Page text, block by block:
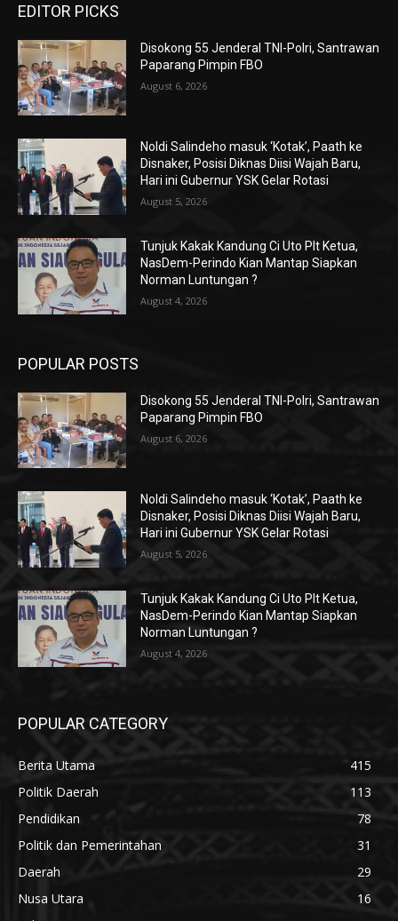
EDITOR PICKS
Disokong 55 Jenderal TNI-Polri, Santrawan
Paparang Pimpin FBO
August 6, 2026
Noldi Salindeho masuk ‘Kotak’, Paath ke
Disnaker, Posisi Diknas Diisi Wajah Baru,
Hari ini Gubernur YSK Gelar Rotasi
August 5, 2026
Tunjuk Kakak Kandung Ci Uto Plt Ketua,
NasDem-Perindo Kian Mantap Siapkan
Norman Luntungan ?
August 4, 2026
POPULAR POSTS
Disokong 55 Jenderal TNI-Polri, Santrawan
Paparang Pimpin FBO
August 6, 2026
Noldi Salindeho masuk ‘Kotak’, Paath ke
Disnaker, Posisi Diknas Diisi Wajah Baru,
Hari ini Gubernur YSK Gelar Rotasi
August 5, 2026
Tunjuk Kakak Kandung Ci Uto Plt Ketua,
NasDem-Perindo Kian Mantap Siapkan
Norman Luntungan ?
August 4, 2026
POPULAR CATEGORY
Berita Utama
415
Politik Daerah
113
Pendidikan
78
Politik dan Pemerintahan
31
Daerah
29
Nusa Utara
16